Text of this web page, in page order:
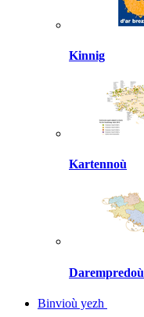
Kinnig
Kartennoù
Darempredoù
Binvioù yezh